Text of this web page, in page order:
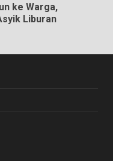
ke Warga,
Liburan